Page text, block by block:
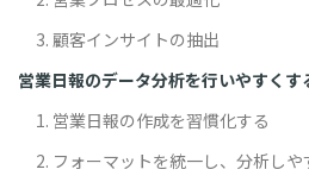
3. 顧客インサイトの抽出
営業日報のデータ分析を行いやすくす
1. 営業日報の作成を習慣化する
2. フォーマットを統一し、分析しや